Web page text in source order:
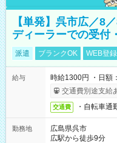
【単発】呉市広／8
ディーラーでの受付
派遣 ブランクOK WEB登
給与
時給1300円 ・日額
交通費別途支給
交通費 ・自転車通
勤務地
広島県呉市
広駅から徒歩9分